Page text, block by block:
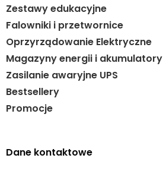
Zestawy edukacyjne
Falowniki i przetwornice
Oprzyrządowanie Elektryczne
Magazyny energii i akumulatory
Zasilanie awaryjne UPS
Bestsellery
Promocje
Dane kontaktowe